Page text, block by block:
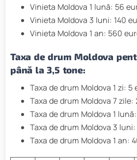
Vinieta Moldova 1 lună: 56
Vinieta Moldova 3 luni: 140
Vinieta Moldova 1 an: 560
Taxa de drum Moldova
până la 3,5 tone:
Taxa de drum Moldova 1 zi: 5
Taxa de drum Moldova 7 zile:
Taxa de drum Moldova 1
Taxa de drum Moldova 3
Taxa de drum Moldova 1 an: